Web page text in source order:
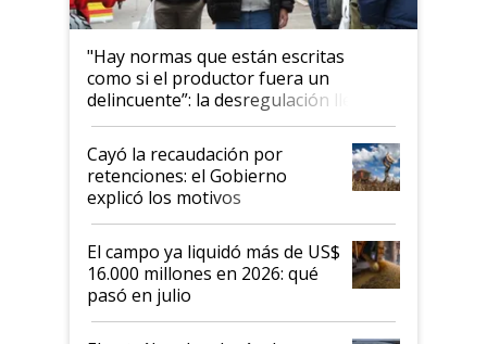
"Hay normas que están escritas
como si el productor fuera un
delincuente”: la desregulación llegó
al Congreso Aapresid y hasta se
habló del financiamiento al IPCVA
Cayó la recaudación por
retenciones: el Gobierno
explicó los motivos
El campo ya liquidó más de US$
16.000 millones en 2026: qué
pasó en julio